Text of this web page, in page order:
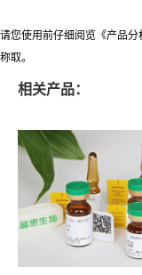
请您使用前仔细阅览《产品
称取。
相关产品：